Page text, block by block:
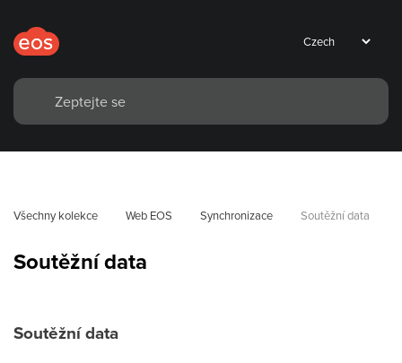
Všechny kolekce Web EOS Synchronizace Soutěžní data
Soutěžní data
Soutěžní data